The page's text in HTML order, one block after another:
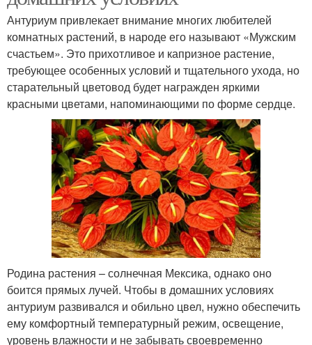
Антуриум привлекает внимание многих любителей
комнатных растений, в народе его называют «Мужским
счастьем». Это прихотливое и капризное растение,
требующее особенных условий и тщательного ухода, но
старательный цветовод будет награжден яркими
красными цветами, напоминающими по форме сердце.
Родина растения – солнечная Мексика, однако оно
боится прямых лучей. Чтобы в домашних условиях
антуриум развивался и обильно цвел, нужно обеспечить
ему комфортный температурный режим, освещение,
уровень влажности и не забывать своевременно